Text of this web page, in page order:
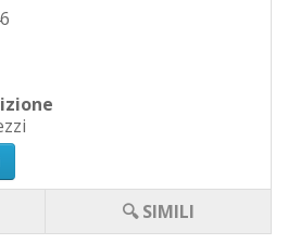
🔍 SIMILI